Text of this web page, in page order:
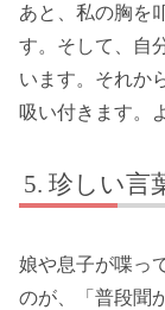
あと、私の胸を
す。そして、自
います。それか
吸い付きます。
珍しい言
娘や息子が喋っ
のが、「普段聞